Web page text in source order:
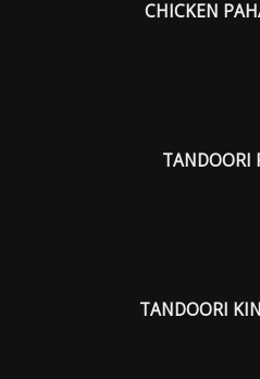
CHICKEN
TANDOORI
TANDOORI